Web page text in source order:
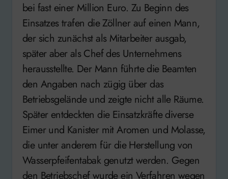
bei fast einer Million Euro. Zu Beginn des
Einsatzes trafen die Zöllner auf einen Mann,
der sich zunächst als Mitarbeiter ausgab,
später aber als Chef des Unternehmens
herausstellte. Der Mann führte die Beamten
den Angaben nach zügig über das
Betriebsgelände und zeigte nicht alle Räume.
Später entdeckten die Einsatzkräfte diverse
Eimer und Kanister mit Aromen und Molasse,
die unter anderem für die Herstellung von
Wasserpfeifentabak genutzt werden. Gegen
den Betriebschef wurde ein Verfahren wegen